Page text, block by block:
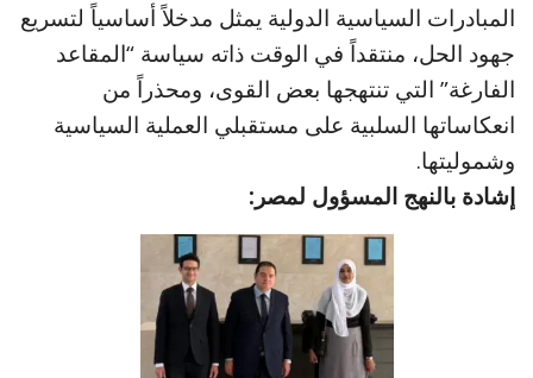
المبادرات السياسية الدولية يمثل مدخلاً أساسياً لتسريع
جهود الحل، منتقداً في الوقت ذاته سياسة “المقاعد
الفارغة” التي تنتهجها بعض القوى، ومحذراً من
انعكاساتها السلبية على مستقبلي العملية السياسية
وشموليتها.
إشادة بالنهج المسؤول لمصر: